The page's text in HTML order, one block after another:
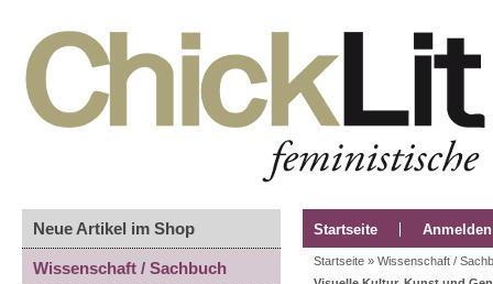
Neue Artikel im Shop
Wissenschaft / Sachbuch
Startseite Anmelden
Startseite » Wissenschaft /